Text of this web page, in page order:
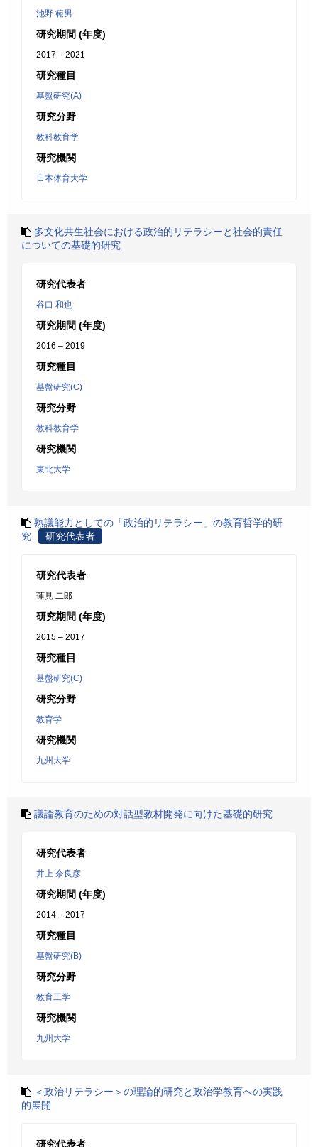
池野 範男
研究期間 (年度)
2017 – 2021
研究種目
基盤研究(A)
研究分野
教科教育学
研究機関
日本体育大学
多文化共生社会における政治的リテラシーと社会的責任
についての基礎的研究
研究代表者
谷口 和也
研究期間 (年度)
2016 – 2019
研究種目
基盤研究(C)
研究分野
教科教育学
研究機関
東北大学
熟議能力としての「政治的リテラシー」の教育哲学的研
究
研究代表者
研究代表者
蓮見 二郎
研究期間 (年度)
2015 – 2017
研究種目
基盤研究(C)
研究分野
教育学
研究機関
九州大学
議論教育のための対話型教材開発に向けた基礎的研究
研究代表者
井上 奈良彦
研究期間 (年度)
2014 – 2017
研究種目
基盤研究(B)
研究分野
教育工学
研究機関
九州大学
＜政治リテラシー＞の理論的研究と政治学教育への実践
的展開
研究代表者